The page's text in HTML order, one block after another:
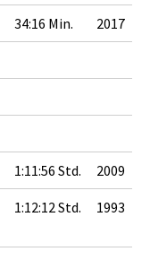
34:16 Min. 2017
1:11:56 Std. 2009
1:12:12 Std. 1993